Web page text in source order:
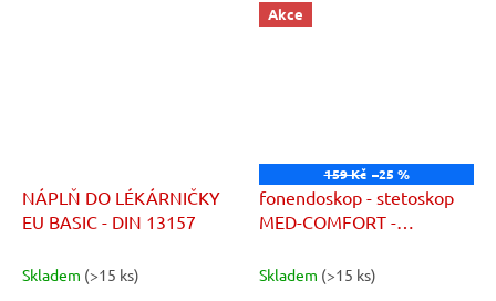
NÁPLŇ DO LÉKÁRNIČKY
EU BASIC - DIN 13157
Skladem (>15 ks)
Akce
159 Kč –25 %
fonendoskop - stetoskop
MED-COMFORT -
Skladem (>15 ks)